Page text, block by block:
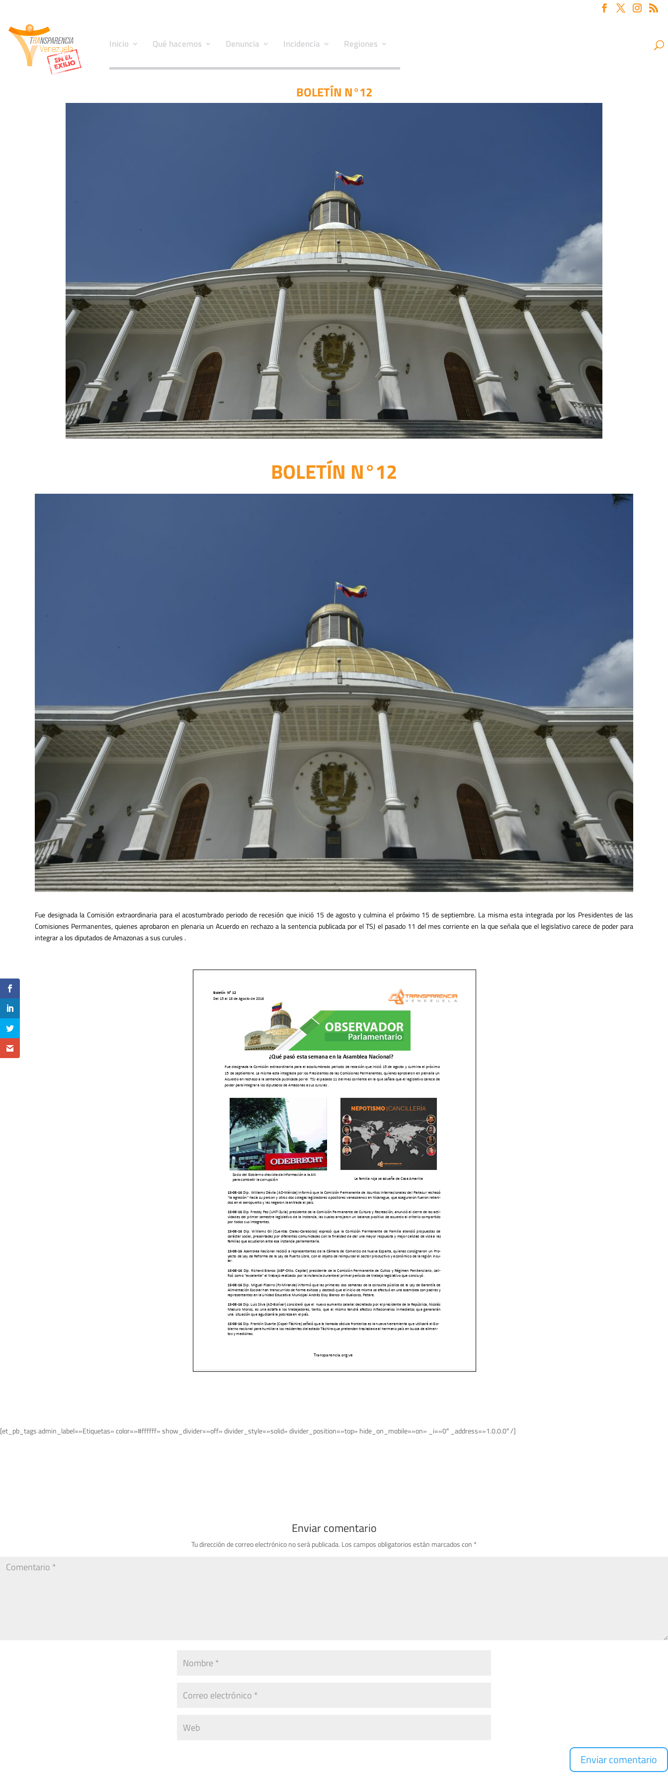
Inicio Qué hacemos Denuncia Incidencia Regiones
BOLETÍN N°12
BOLETÍN N°12
Fue designada la Comisión extraordinaria para el acostumbrado periodo de recesión que inició 15 de agosto y culmina el próximo 15 de septiembre. La misma esta integrada por los Presidentes de las
Comisiones Permanentes, quienes aprobaron en plenaria un Acuerdo en rechazo a la sentencia publicada por el TSJ el pasado 11 del mes corriente en la que señala que el legislativo carece de poder para
integrar a los diputados de Amazonas a sus curules .
[et_pb_tags admin_label=»Etiquetas» color=»#ffffff» show_divider=»off» divider_style=»solid» divider_position=»top» hide_on_mobile=»on» _i=»0″ _address=»1.0.0.0″ /]
Enviar comentario
Tu dirección de correo electrónico no será publicada. Los campos obligatorios están marcados con *